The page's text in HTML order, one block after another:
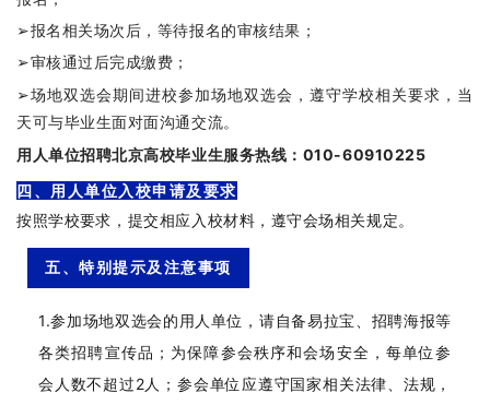
➢报名相关场次后，等待报名的审核结果；
➢审核通过后完成缴费；
➢场地双选会期间进校参加场地双选会，遵守学校相关要求，当
天可与毕业生面对面沟通交流。
用人单位招聘北京高校毕业生服务热线：010-60910225
四、用人单位入校申请及要求
按照学校要求，提交相应入校材料，遵守会场相关规定。
五、特别提示及注意事项
1.参加场地双选会的用人单位，请自备易拉宝、招聘海报等
各类招聘宣传品；为保障参会秩序和会场安全，每单位参
会人数不超过2人；参会单位应遵守国家相关法律、法规，